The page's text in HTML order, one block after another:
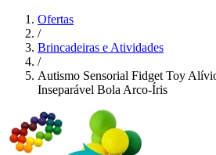
Ofertas
/
Brincadeiras e Atividades
/
Autismo Sensorial Fidget Toy
Inseparável Bola Arco-Íris